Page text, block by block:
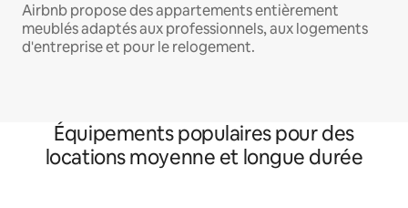
Airbnb propose des appartements entièrement
meublés adaptés aux professionnels, aux logements
d'entreprise et pour le relogement.
Équipements populaires pour des
locations moyenne et longue durée